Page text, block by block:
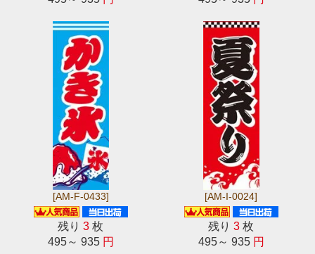
[AM-F-0433]
残り3 枚
495～ 935 円
[AM-I-0024]
残り3 枚
495～ 935 円